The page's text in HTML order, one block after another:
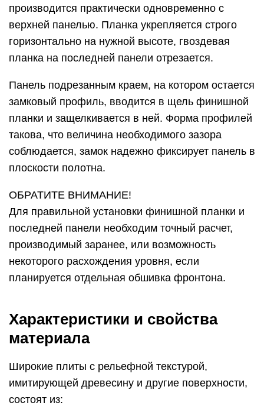
производится практически одновременно с
верхней панелью. Планка укрепляется строго
горизонтально на нужной высоте, гвоздевая
планка на последней панели отрезается.
Панель подрезанным краем, на котором остается
замковый профиль, вводится в щель финишной
планки и защелкивается в ней. Форма профилей
такова, что величина необходимого зазора
соблюдается, замок надежно фиксирует панель в
плоскости полотна.
ОБРАТИТЕ ВНИМАНИЕ!
Для правильной установки финишной планки и
последней панели необходим точный расчет,
производимый заранее, или возможность
некоторого расхождения уровня, если
планируется отдельная обшивка фронтона.
Характеристики и свойства
материала
Широкие плиты с рельефной текстурой,
имитирующей древесину и другие поверхности,
состоят из: